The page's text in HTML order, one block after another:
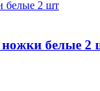
белые 2